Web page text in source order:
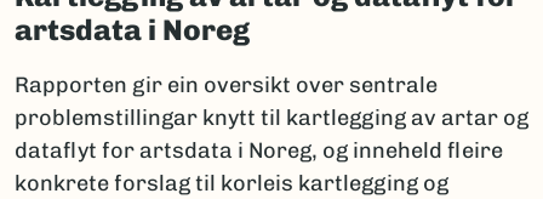
artsdata i Noreg
Rapporten gir ein oversikt over sentrale
problemstillingar knytt til kartlegging av artar og
dataflyt for artsdata i Noreg, og inneheld fleire
konkrete forslag til korleis kartlegging og